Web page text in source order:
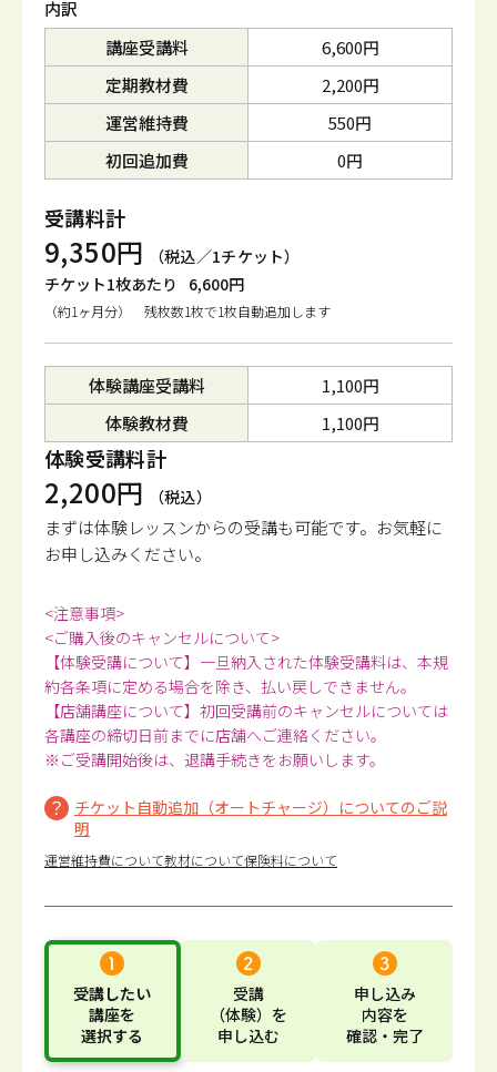
内訳
講座受講料
6,600円
定期教材費
2,200円
運営維持費
550円
初回追加費
0円
受講料計
9,350円
（税込／1チケット）
チケット1枚あたり
6,600円
（約1ヶ月分） 残枚数1枚で1枚自動追加します
体験講座受講料
1,100円
体験教材費
1,100円
体験受講料計
2,200円 （税込）
まずは体験レッスンからの受講も可能です。 お気軽に
お申し込みください。
<注意事項>
<ご購入後のキャンセルについて>
【体験受講について】一旦納入された体験受講料は、本規
約各条項に定める場合を除き、払い戻しできません。
【店舗講座について】初回受講前のキャンセルについては
各講座の締切日前までに店舗へご連絡ください。
※ご受講開始後は、退講手続きをお願いします。
チケット自動追加（オートチャージ）についてのご説
明
運営維持費について教材について保険料について
受講したい
講座を
選択する
受講
（体験） を
申し込む
申し込み
内容を
確認・完了